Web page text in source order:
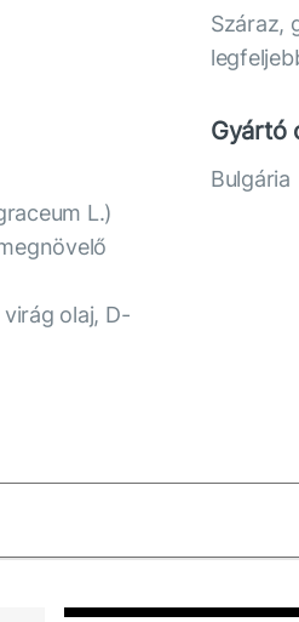
Száraz,
L.)
olaj, D-
Gyártó
Bulgária